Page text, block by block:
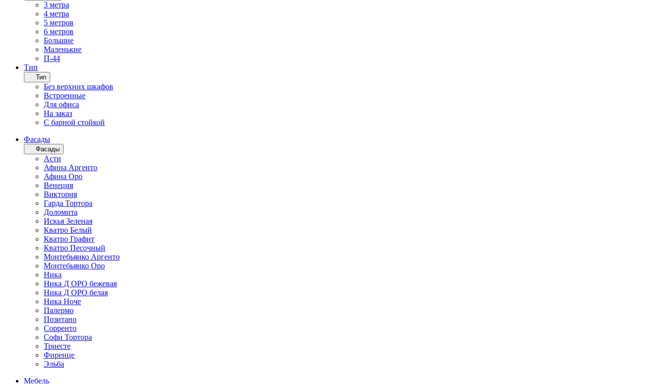
3 метра
4 метра
5 метров
6 метров
Большие
Маленькие
П-44
Тип
Тип
Без верхних шкафов
Встроенные
Для офиса
На заказ
С барной стойкой
Фасады
Фасады
Асти
Афина Аргенто
Афина Оро
Венеция
Виктория
Гарда Тортора
Доломита
Искья Зеленая
Кватро Белый
Кватро Графит
Кватро Песочный
Монтебьянко Аргенто
Монтебьянко Оро
Ника
Ника Д ОРО бежевая
Ника Д ОРО белая
Ника Ноче
Палермо
Позитано
Сорренто
Софи Тортора
Триесте
Фиренце
Эльба
Мебель